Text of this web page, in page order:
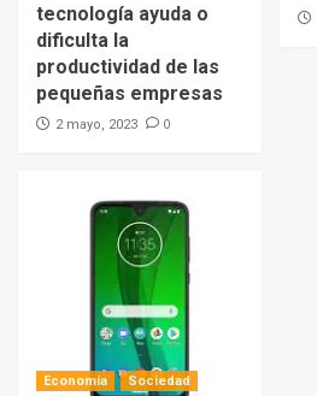
tecnología ayuda o
dificulta la
productividad de las
pequeñas empresas
2 mayo, 2023 0
Economía
Sociedad